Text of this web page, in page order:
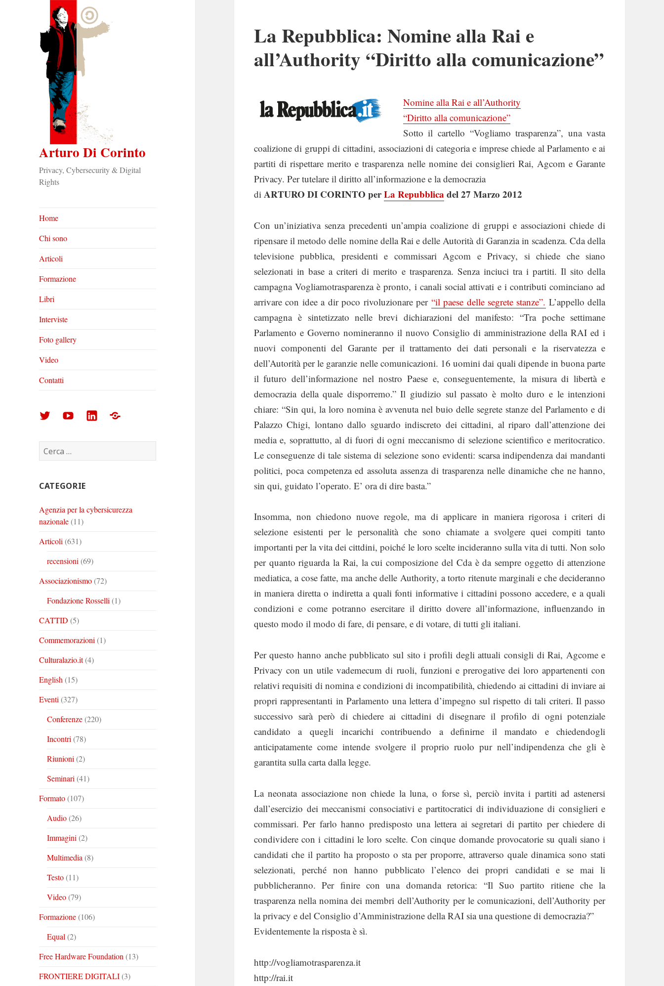
Arturo Di Corinto
Privacy, Cybersecurity & Digital
Rights
Home
Chi sono
Articoli
Formazione
Libri
Interviste
Foto gallery
Video
Contatti
Arturo
Corinto
su
Arturo
Corinto
su
Arturo
su
Foto
Ricerca
per:
CATEGORIE
Agenzia per la cybersicurezza
nazionale(11)
Articoli (631)
recensioni (69)
Associazionismo(72)
Fondazione Rosselli (1)
CATTID (5)
Commemorazioni (1)
Culturalazio.it(4)
English (15)
Eventi (327)
Conferenze(220)
Incontri (78)
Riunioni (2)
Seminari (41)
Formato(107)
Audio(26)
Immagini (2)
Multimedia (8)
Testo(11)
Video(79)
Formazione(106)
Equal (2)
Free Hardware Foundation (13)
FRONTIERE DIGITALI(3)
La Repubblica: Nomine alla Rai e
all’Authority “Diritto alla comunicazione”
Nomine alla Rai e all’Authority
“Diritto alla comunicazione”
Sotto il cartello “Vogliamo trasparenza”, una vasta
coalizione di gruppi di cittadini, associazioni di categoria e imprese chiede al Parlamento e ai
partiti di rispettare merito e trasparenza nelle nomine dei consiglieri Rai, Agcom e Garante
Privacy. Per tutelare il diritto all’informazione e la democrazia
di ARTURO DI CORINTO perLa Repubblica del 27 Marzo 2012
Con un’iniziativa senza precedenti un’ampia coalizione di gruppi e associazioni chiede di
ripensare il metodo delle nomine della Rai e delle Autorità di Garanzia in scadenza. Cda della
televisione pubblica, presidenti e commissari Agcom e Privacy, si chiede che siano
selezionati in base a criteri di merito e trasparenza. Senza inciuci tra i partiti. Il sito della
campagna Vogliamotrasparenza è pronto, i canali social attivati e i contributi cominciano ad
arrivare con idee a dir poco rivoluzionare per “il paese delle segrete stanze”. L’appello della
campagna è sintetizzato nelle brevi dichiarazioni del manifesto: “Tra poche settimane
Parlamento e Governo nomineranno il nuovo Consiglio di amministrazione della RAI ed i
nuovi componenti del Garante per il trattamento dei dati personali e la riservatezza e
dell’Autorità per le garanzie nelle comunicazioni. 16 uomini dai quali dipende in buona parte
il futuro dell’informazione nel nostro Paese e, conseguentemente, la misura di libertà e
democrazia della quale disporremo.” Il giudizio sul passato è molto duro e le intenzioni
chiare: “Sin qui, la loro nomina è avvenuta nel buio delle segrete stanze del Parlamento e di
Palazzo Chigi, lontano dallo sguardo indiscreto dei cittadini, al riparo dall’attenzione dei
media e, soprattutto, al di fuori di ogni meccanismo di selezione scientifico e meritocratico.
Le conseguenze di tale sistema di selezione sono evidenti: scarsa indipendenza dai mandanti
politici, poca competenza ed assoluta assenza di trasparenza nelle dinamiche che ne hanno,
sin qui, guidato l’operato. E’ ora di dire basta.”
Insomma, non chiedono nuove regole, ma di applicare in maniera rigorosa i criteri di
selezione esistenti per le personalità che sono chiamate a svolgere quei compiti tanto
importanti per la vita dei cittdini, poiché le loro scelte incideranno sulla vita di tutti. Non solo
per quanto riguarda la Rai, la cui composizione del Cda è da sempre oggetto di attenzione
mediatica, a cose fatte, ma anche delle Authority, a torto ritenute marginali e che decideranno
in maniera diretta o indiretta a quali fonti informative i cittadini possono accedere, e a quali
condizioni e come potranno esercitare il diritto dovere all’informazione, influenzando in
questo modo il modo di fare, di pensare, e di votare, di tutti gli italiani.
Per questo hanno anche pubblicato sul sito i profili degli attuali consigli di Rai, Agcome e
Privacy con un utile vademecum di ruoli, funzioni e prerogative dei loro appartenenti con
relativi requisiti di nomina e condizioni di incompatibilità, chiedendo ai cittadini di inviare ai
propri rappresentanti in Parlamento una lettera d’impegno sul rispetto di tali criteri. Il passo
successivo sarà però di chiedere ai cittadini di disegnare il profilo di ogni potenziale
candidato a quegli incarichi contribuendo a definirne il mandato e chiedendogli
anticipatamente come intende svolgere il proprio ruolo pur nell’indipendenza che gli è
garantita sulla carta dalla legge.
La neonata associazione non chiede la luna, o forse sì, perciò invita i partiti ad astenersi
dall’esercizio dei meccanismi consociativi e partitocratici di individuazione di consiglieri e
commissari. Per farlo hanno predisposto una lettera ai segretari di partito per chiedere di
condividere con i cittadini le loro scelte. Con cinque domande provocatorie su quali siano i
candidati che il partito ha proposto o sta per proporre, attraverso quale dinamica sono stati
selezionati, perché non hanno pubblicato l’elenco dei propri candidati e se mai li
pubblicheranno. Per finire con una domanda retorica: “Il Suo partito ritiene che la
trasparenza nella nomina dei membri dell’Authority per le comunicazioni, dell’Authority per
la privacy e del Consiglio d’Amministrazione della RAI sia una questione di democrazia?”
Evidentemente la risposta è sì.
http://vogliamotrasparenza.it
http://rai.it